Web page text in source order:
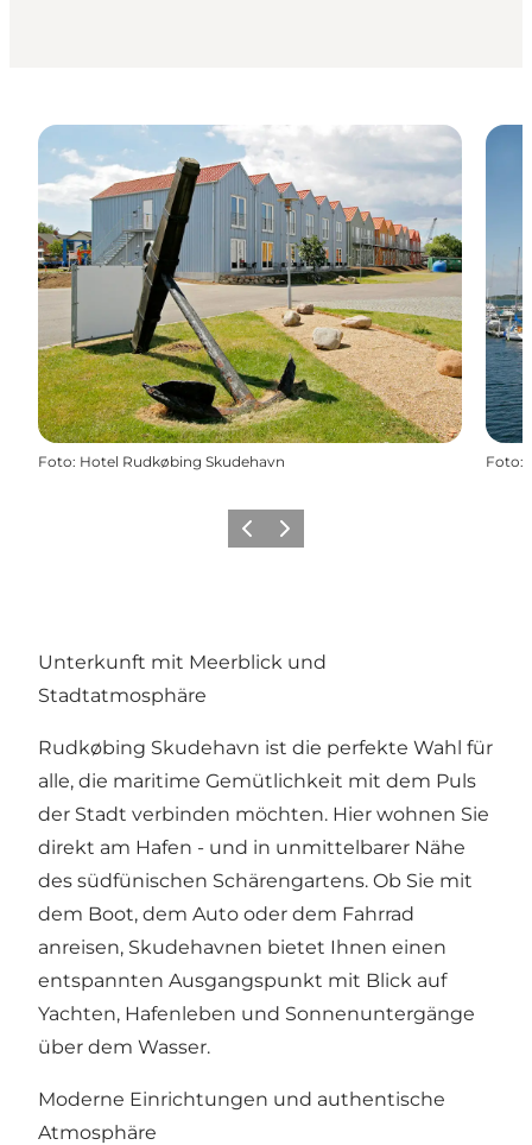
Foto: Hotel Rudkøbing Skudehavn Foto:
ZurückWeiter
Unterkunft mit Meerblick und
Stadtatmosphäre
Rudkøbing Skudehavn ist die perfekte Wahl für
alle, die maritime Gemütlichkeit mit dem Puls
der Stadt verbinden möchten. Hier wohnen Sie
direkt am Hafen - und in unmittelbarer Nähe
des südfünischen Schärengartens. Ob Sie mit
dem Boot, dem Auto oder dem Fahrrad
anreisen, Skudehavnen bietet Ihnen einen
entspannten Ausgangspunkt mit Blick auf
Yachten, Hafenleben und Sonnenuntergänge
über dem Wasser.
Moderne Einrichtungen und authentische
Atmosphäre